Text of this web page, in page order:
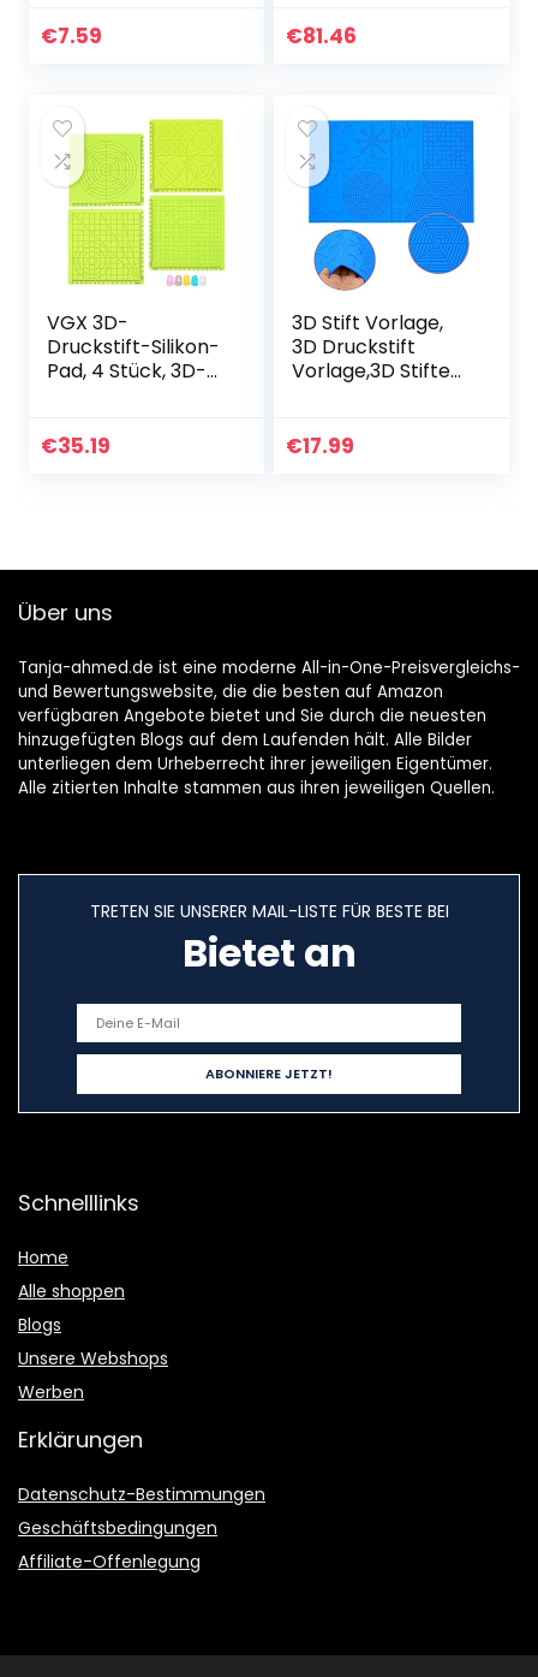
40 Cartoon-
€7.59 €81.46
VGX 3D-
Druckstift-Silikon-
Pad, 4 Stück, 3D-
Kopierbrett,
€35.19
3D Stift Vorlage,
3D Druckstift
Vorlage,3D Stifte
28cm,thick:3.5mm
€17.99
Über uns
Tanja-ahmed.de ist eine moderne All-in-One-Preisvergleichs-
und Bewertungswebsite, die die besten auf Amazon
verfügbaren Angebote bietet und Sie durch die neuesten
hinzugefügten Blogs auf dem Laufenden hält. Alle Bilder
unterliegen dem Urheberrecht ihrer jeweiligen Eigentümer.
Alle zitierten Inhalte stammen aus ihren jeweiligen Quellen.
TRETEN SIE UNSERER MAIL-LISTE FÜR BESTE BEI
Bietet an
Schnelllinks
Home
Alle shoppen
Blogs
Unsere Webshops
Werben
Erklärungen
Datenschutz-Bestimmungen
Geschäftsbedingungen
Affiliate-Offenlegung